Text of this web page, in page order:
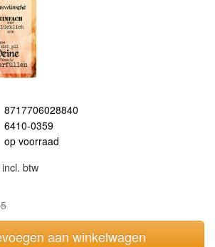
8717706028840
6410-0359
op voorraad
incl. btw
aan winkelwagen